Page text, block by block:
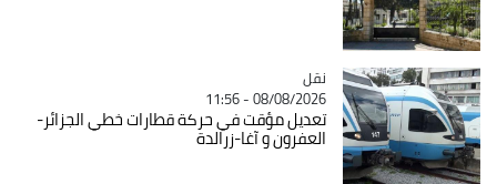
Catégorie
نقل
08/08/2026 - 11:56
تعديل مؤقت في حركة قطارات خطي الجزائر-
العفرون و آغا-زرالدة